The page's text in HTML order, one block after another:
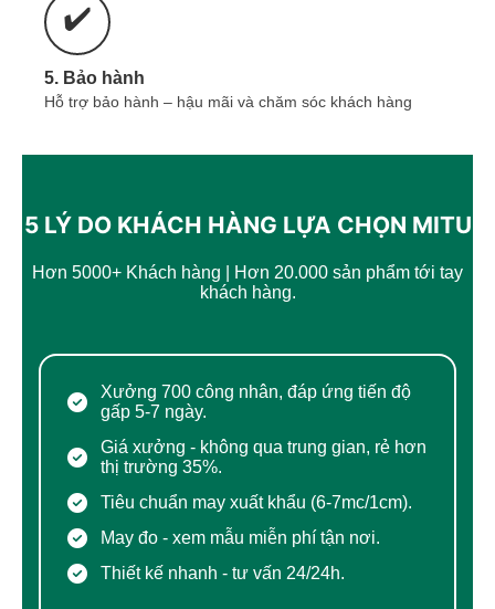
Quý khách có nhu cầu may đồng phục,
cần
Zalo, gọi:
tại đây:
✔️
5. Bảo hành
Hỗ trợ bảo hành – hậu mãi và chăm sóc khách hàng
5 LÝ DO KHÁCH HÀNG LỰA CHỌN MITU
Hơn 5000+ Khách hàng | Hơn 20.000 sản phẩm tới tay
khách hàng.
Xưởng 700 công nhân, đáp ứng tiến độ
gấp 5-7 ngày.
Giá xưởng - không qua trung gian, rẻ hơn
thị trường 35%.
Tiêu chuẩn may xuất khẩu (6-7mc/1cm).
May đo - xem mẫu miễn phí tận nơi.
Thiết kế nhanh - tư vấn 24/24h.